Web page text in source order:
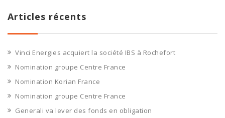
Articles récents
Vinci Energies acquiert la société IBS à Rochefort
Nomination groupe Centre France
Nomination Korian France
Nomination groupe Centre France
Generali va lever des fonds en obligation